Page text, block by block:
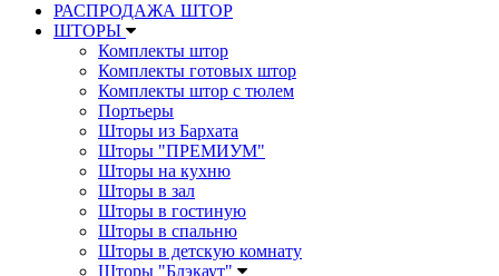
РАСПРОДАЖА ШТОР
ШТОРЫ
Комплекты штор
Комплекты готовых штор
Комплекты штор с тюлем
Портьеры
Шторы из Бархата
Шторы "ПРЕМИУМ"
Шторы на кухню
Шторы в зал
Шторы в гостиную
Шторы в спальню
Шторы в детскую комнату
Шторы "Блэкаут"